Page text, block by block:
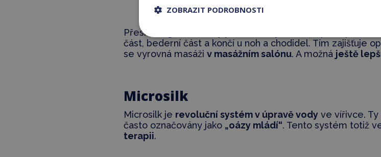
Přesně
směřuje postupně na
část, bederní část a končí u noh a chodidel. Tím zajišťuje
se vyrovná masáži v masážním salónu. A možná ještě
Microsilk
Microsilk je revoluční systém v úpravě vodyve vířivce. Ty
často označovány jako „oázy mládí“. Tento systém totiž
terapii.
ZOBRAZIT PODROBNOSTI